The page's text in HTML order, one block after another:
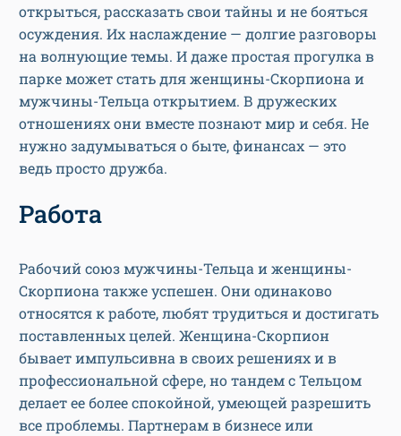
открыться, рассказать свои тайны и не бояться
осуждения. Их наслаждение — долгие разговоры
на волнующие темы. И даже простая прогулка в
парке может стать для женщины-Скорпиона и
мужчины-Тельца открытием. В дружеских
отношениях они вместе познают мир и себя. Не
нужно задумываться о быте, финансах — это
ведь просто дружба.
Работа
Рабочий союз мужчины-Тельца и женщины-
Скорпиона также успешен. Они одинаково
относятся к работе, любят трудиться и достигать
поставленных целей. Женщина-Скорпион
бывает импульсивна в своих решениях и в
профессиональной сфере, но тандем с Тельцом
делает ее более спокойной, умеющей разрешить
все проблемы. Партнерам в бизнесе или